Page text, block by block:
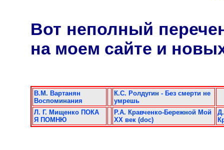
Вот неполный
на моем сайте и
В.М. Вартанян
Воспоминания
К.С. Ролдугин - Без смерти не
умрешь
Л. Г. Мищенко ПОКА
Я ПОМНЮ
Р.А. Кравченко-Бережной Мой
ХХ век (doc)